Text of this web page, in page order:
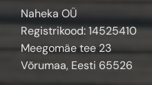
Naheka OÜ
Registrikood: 14525410
Meegomäe tee 23
Võrumaa, Eesti 65526